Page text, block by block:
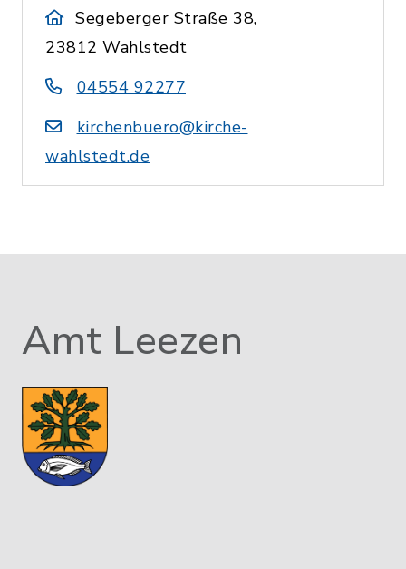
Segeberger Straße 38,
23812 Wahlstedt
04554 92277
kirchenbuero@kirche-
wahlstedt.de
Amt Leezen